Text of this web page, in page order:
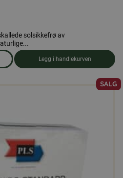
solsikkefrø av
5 kg
Legg i handlekurven
SALG